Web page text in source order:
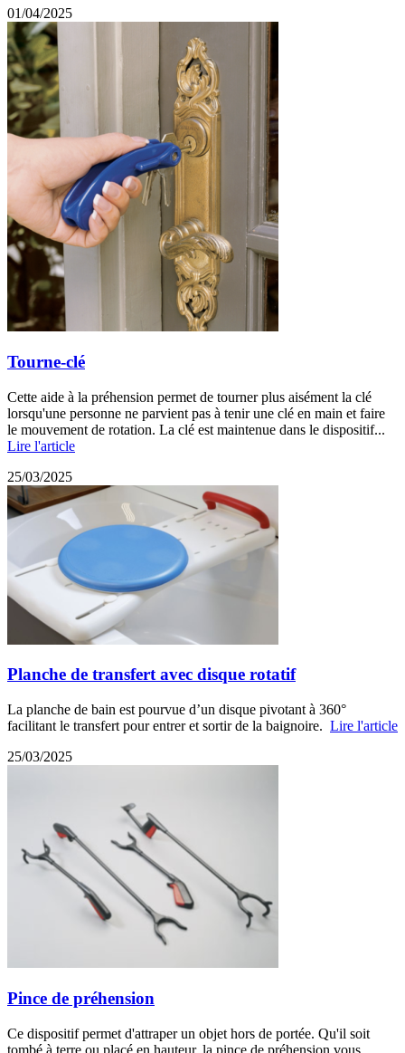
01/04/2025
Tourne-clé
Cette aide à la préhension permet de tourner plus aisément la clé
lorsqu'une personne ne parvient pas à tenir une clé en main et faire
le mouvement de rotation. La clé est maintenue dans le dispositif...
Lire l'article
25/03/2025
Planche de transfert avec disque rotatif
La planche de bain est pourvue d’un disque pivotant à 360°
facilitant le transfert pour entrer et sortir de la baignoire. Lire l'article
25/03/2025
Pince de préhension
Ce dispositif permet d'attraper un objet hors de portée. Qu'il soit
tombé à terre ou placé en hauteur, la pince de préhension vous